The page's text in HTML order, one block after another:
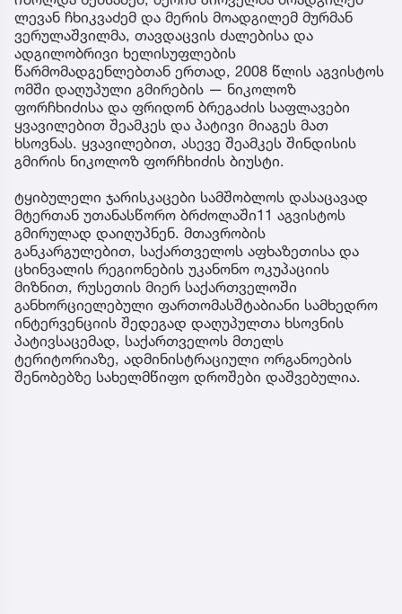
ლევან ჩხიკვაძემ და მერის მოადგილემ მურმან
ვერულაშვილმა, თავდაცვის ძალებისა და
ადგილობრივი ხელისუფლების
წარმომადგენლებთან ერთად, 2008 წლის აგვისტოს
ომში დაღუპული გმირების — ნიკოლოზ
ფორჩხიძისა და ფრიდონ ბრეგაძის საფლავები
ყვავილებით შეამკეს და პატივი მიაგეს მათ
ხსოვნას. ყვავილებით, ასევე შეამკეს შინდისის
გმირის ნიკოლოზ ფორჩხიძის ბიუსტი.
ტყიბულელი ჯარისკაცები სამშობლოს დასაცავად
მტერთან უთანასწორო ბრძოლაში11 აგვისტოს
გმირულად დაიღუპნენ. მთავრობის
განკარგულებით, საქართველოს აფხაზეთისა და
ცხინვალის რეგიონების უკანონო ოკუპაციის
მიზნით, რუსეთის მიერ საქართველოში
განხორციელებული ფართომასშტაბიანი სამხედრო
ინტერვენციის შედეგად დაღუპულთა ხსოვნის
პატივსაცემად, საქართველოს მთელს
ტერიტორიაზე, ადმინისტრაციული ორგანოების
შენობებზე სახელმწიფო დროშები დაშვებულია.